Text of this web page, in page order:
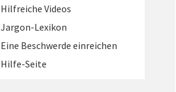
Hilfreiche Videos
Jargon-Lexikon
Eine Beschwerde einreichen
Hilfe-Seite